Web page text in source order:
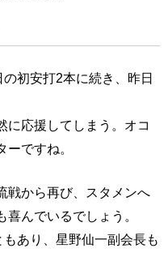
初安打2本に続き、昨日
に応援してしまう。オコ
ですね。
戦から再び、スタメンへ
んでいるでしょう。
あり、星野仙一副会長も